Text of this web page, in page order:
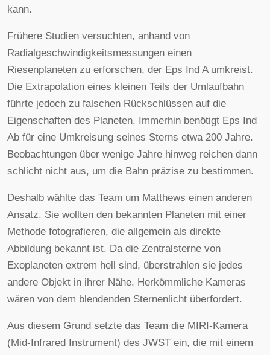
kann.
Frühere Studien versuchten, anhand von
Radialgeschwindigkeitsmessungen einen
Riesenplaneten zu erforschen, der Eps Ind A umkreist.
Die Extrapolation eines kleinen Teils der Umlaufbahn
führte jedoch zu falschen Rückschlüssen auf die
Eigenschaften des Planeten. Immerhin benötigt Eps Ind
Ab für eine Umkreisung seines Sterns etwa 200 Jahre.
Beobachtungen über wenige Jahre hinweg reichen dann
schlicht nicht aus, um die Bahn präzise zu bestimmen.
Deshalb wählte das Team um Matthews einen anderen
Ansatz. Sie wollten den bekannten Planeten mit einer
Methode fotografieren, die allgemein als direkte
Abbildung bekannt ist. Da die Zentralsterne von
Exoplaneten extrem hell sind, überstrahlen sie jedes
andere Objekt in ihrer Nähe. Herkömmliche Kameras
wären von dem blendenden Sternenlicht überfordert.
Aus diesem Grund setzte das Team die MIRI-Kamera
(Mid-Infrared Instrument) des JWST ein, die mit einem